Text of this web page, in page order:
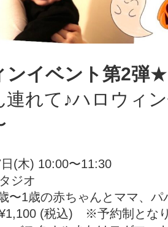
ンイベント第2弾★
連れて♪ハロウィ
日(木) 10:00〜11:30
ジオ
〜1歳の赤ちゃんとママ、パ
¥1,100 (税込) ※予約制となり